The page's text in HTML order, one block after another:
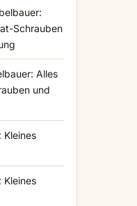
Schrauben
Alles
und
Kleines
Kleines